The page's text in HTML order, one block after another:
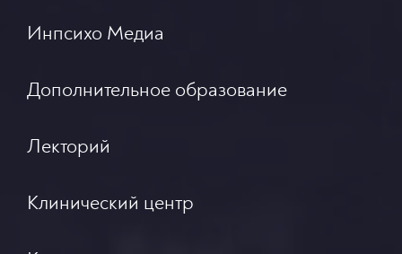
Инпсихо Медиа
Дополнительное образование
Лекторий
Клинический центр